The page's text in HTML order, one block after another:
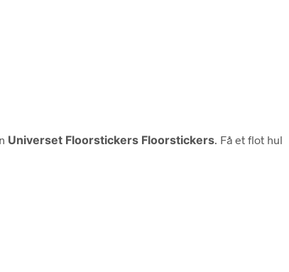
Universet Floorstickers Floorstickers . Få et flot hul